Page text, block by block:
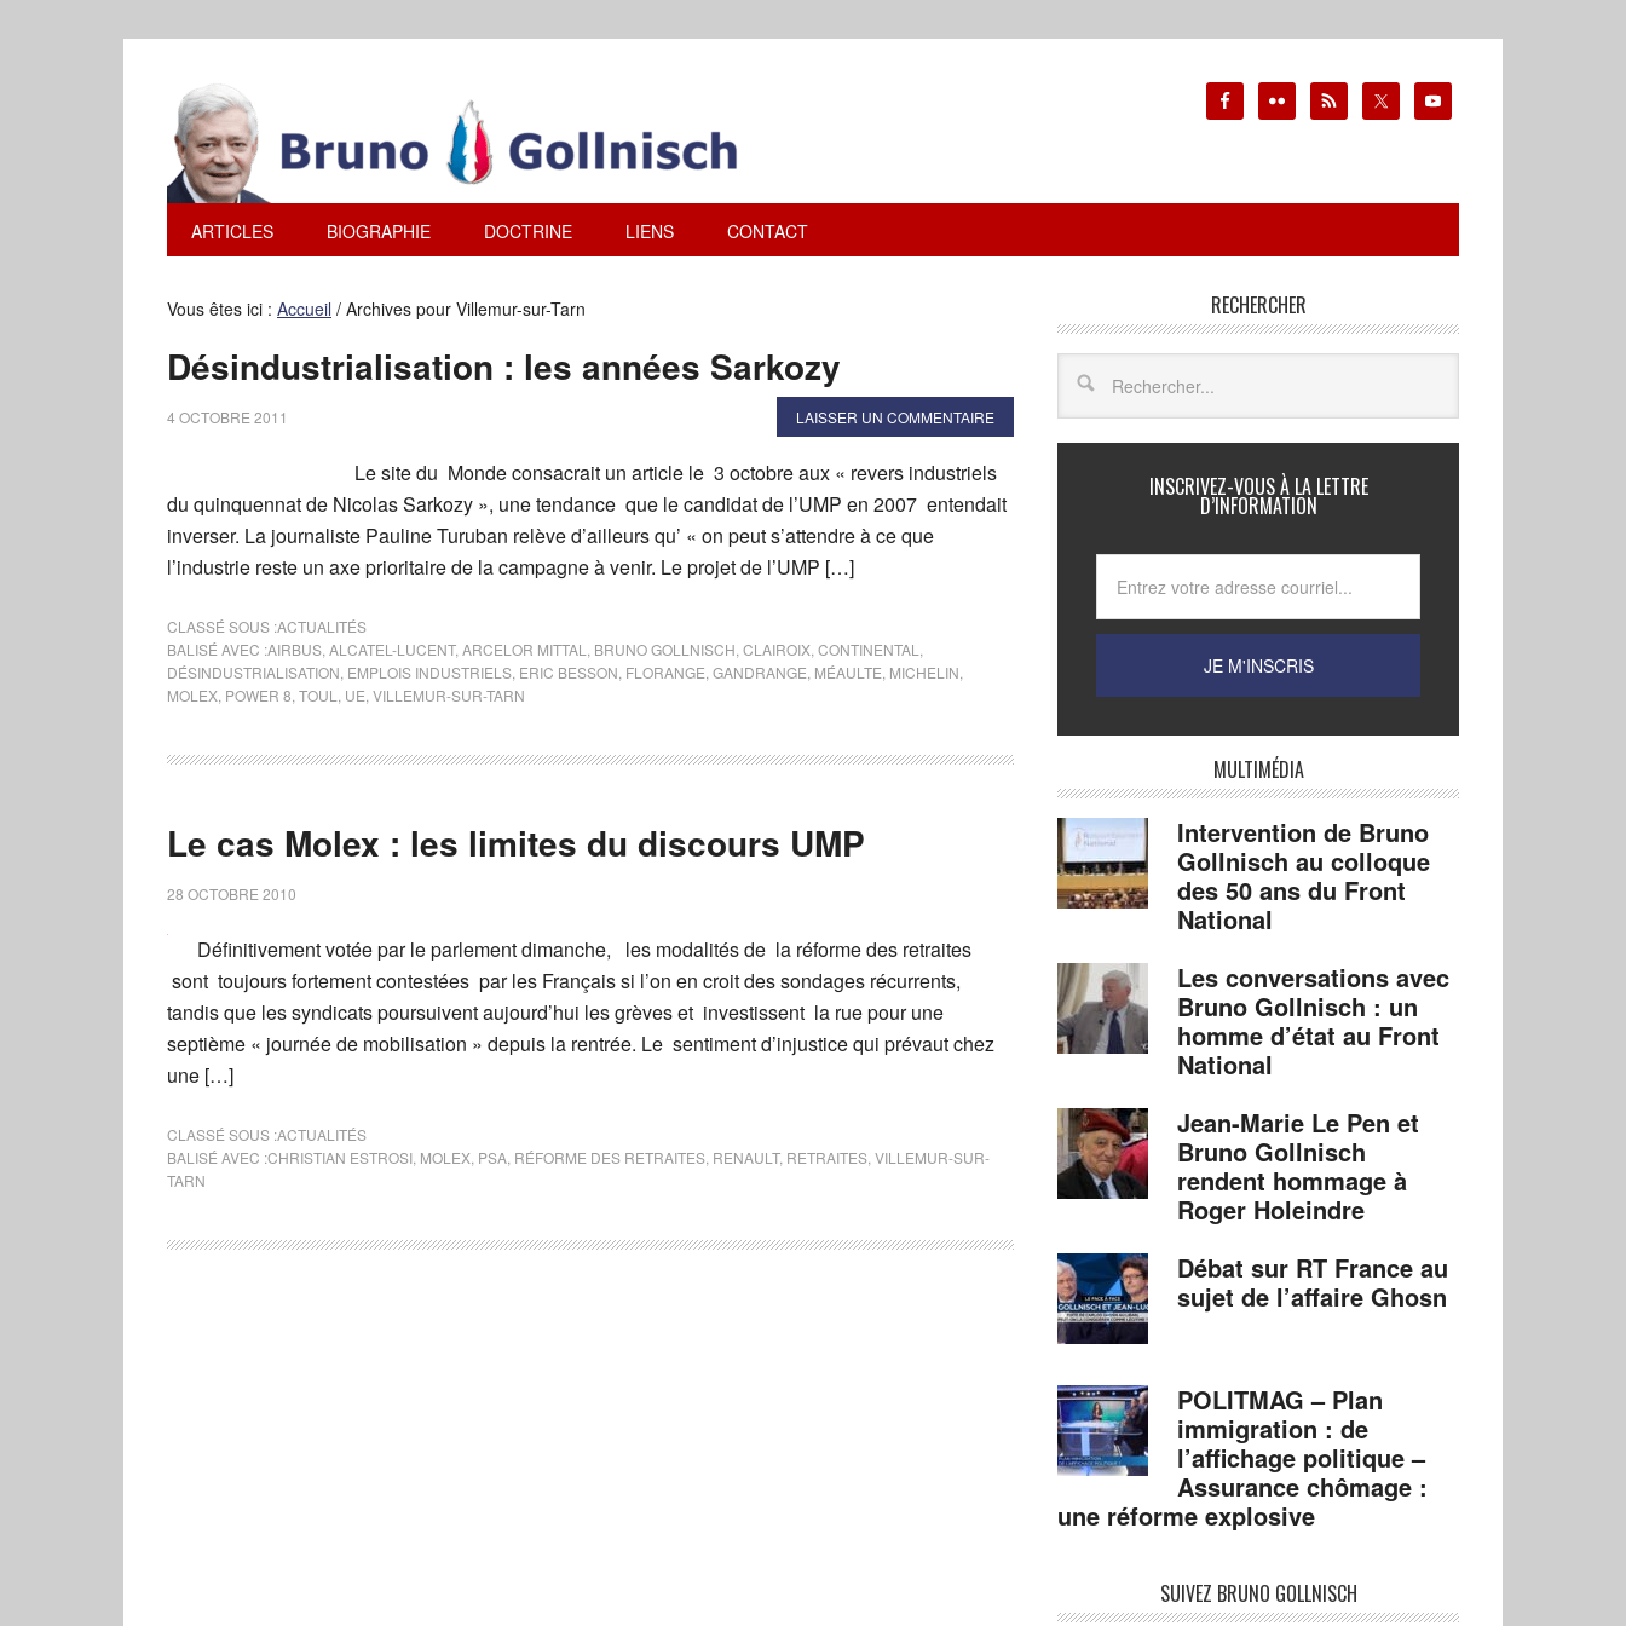
ARTICLES BIOGRAPHIE DOCTRINE LIENS CONTACT
Vous êtes ici : Accueil / Archives pour Villemur-sur-Tarn
Désindustrialisation : les années Sarkozy
4 OCTOBRE 2011 LAISSER UN COMMENTAIRE
Le site du Monde consacrait un article le 3 octobre aux « revers industriels
du quinquennat de Nicolas Sarkozy », une tendance que le candidat de l’UMP en 2007 entendait
inverser. La journaliste Pauline Turuban relève d’ailleurs qu’ « on peut s’attendre à ce que
l’industrie reste un axe prioritaire de la campagne à venir. Le projet de l’UMP […]
CLASSÉ SOUS :ACTUALITÉS
BALISÉ AVEC :AIRBUS ALCATEL-LUCENT, ARCELOR MITTAL BRUNO GOLLNISCH CLAIROIX CONTINENTAL
DÉSINDUSTRIALISATION EMPLOIS INDUSTRIELS ERIC BESSON FLORANGE GANDRANGE MÉAULTE MICHELIN
MOLEX POWER 8 TOUL UE VILLEMUR-SUR-TARN
Le cas Molex : les limites du discours UMP
28 OCTOBRE 2010
Définitivement votée par le parlement dimanche, les modalités de la réforme des retraites
sont toujours fortement contestées par les Français si l’on en croit des sondages récurrents,
tandis que les syndicats poursuivent aujourd’hui les grèves et investissent la rue pour une
septième « journée de mobilisation » depuis la rentrée. Le sentiment d’injustice qui prévaut chez
une […]
CLASSÉ SOUS :ACTUALITÉS
BALISÉ AVEC :CHRISTIAN ESTROSI MOLEX PSA RÉFORME DES RETRAITES RENAULT, RETRAITES VILLEMUR-SUR-
TARN
RECHERCHER
INSCRIVEZ-VOUS À LA LETTRE
D’INFORMATION
MULTIMÉDIA
Intervention de Bruno
Gollnisch au colloque
des 50 ans du Front
National
Les conversations avec
Bruno Gollnisch : un
homme d’état au Front
National
Jean-Marie Le Pen et
Bruno Gollnisch
rendent hommage à
Roger Holeindre
Débat sur RT France au
sujet de l’affaire Ghosn
POLITMAG – Plan
immigration : de
l’affichage politique –
Assurance chômage :
une réforme explosive
SUIVEZ BRUNO GOLLNISCH